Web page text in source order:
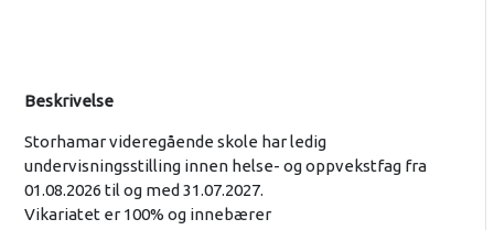
Beskrivelse
Storhamar videregående skole har ledig
undervisningsstilling innen helse- og oppvekstfag fra
01.08.2026 til og med 31.07.2027.
Vikariatet er 100% og innebærer